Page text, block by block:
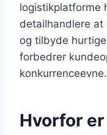
logistikplatforme
detailhandlere at
og tilbyde
forbedrer
konkurrenceevne.
Hvorfor